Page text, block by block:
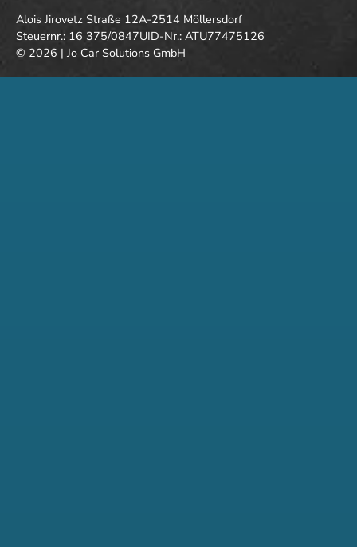
Alois Jirovetz Straße 12A-2514 Möllersdorf
Steuernr.: 16 375/0847UID-Nr.: ATU77475126
© 2026 | Jo Car Solutions GmbH